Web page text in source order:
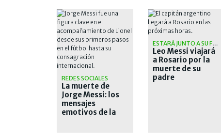
REDES SOCIALES
La muerte de
Jorge Messi: los
mensajes
emotivos de la
ESTARÁ JUNTO A SU FAMILIA
Leo Messi viajará
a Rosario por la
muerte de su
padre